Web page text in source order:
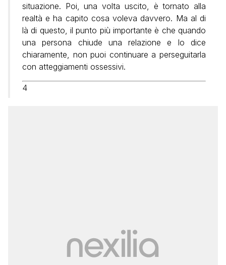
situazione. Poi, una volta uscito, è tornato alla
realtà e ha capito cosa voleva davvero. Ma al di
là di questo, il punto più importante è che quando
una persona chiude una relazione e lo dice
chiaramente, non puoi continuare a perseguitarla
con atteggiamenti ossessivi.
4